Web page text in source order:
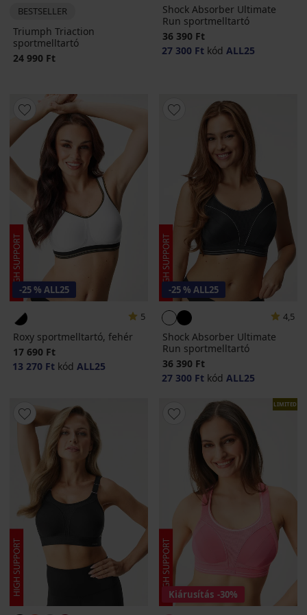
BESTSELLER
Triumph Triaction
sportmelltartó
24 990 Ft
Shock Absorber Ultimate
Run sportmelltartó
36 390 Ft
27 300 Ft kód ALL25
-25 % ALL25
5
Roxy sportmelltartó, fehér
17 690 Ft
13 270 Ft kód ALL25
-25 % ALL25
4,5
Shock Absorber Ultimate
Run sportmelltartó
36 390 Ft
27 300 Ft kód ALL25
LIMITED
Kiárusítás -30%